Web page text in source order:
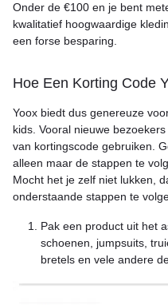
Onder de €100 en je bent
kwalitatief hoogwaardige
een forse besparing.
Hoe Een Korting Code
Yoox biedt dus genereuze
kids. Vooral nieuwe
van kortingscode gebruiken.
alleen maar de stappen te
Mocht het je zelf niet lukken,
onderstaande stappen te
Pak een product uit het
schoenen, jumpsuits,
bretels en vele andere